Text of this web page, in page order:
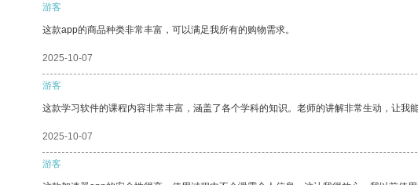
游客
这款app的商品种类非常丰富，可以满足我所有的购物需求。
2025-10-07
游客
这款学习软件的课程内容非常丰富，涵盖了各个学科的知识。老师的讲解非常生动，让我
2025-10-07
游客